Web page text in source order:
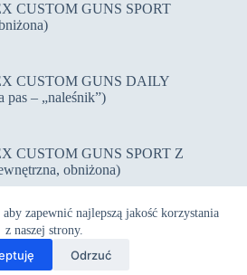
zapewnić najlepszą jakość korzystania
z naszej strony.
Odrzuć
CUSTOM GUNS SPORT
CUSTOM GUNS DAILY
pas – „naleśnik”)
CUSTOM GUNS SPORT Z
obniżona)
CUSTOM GUNS PiRO Z
na pas)